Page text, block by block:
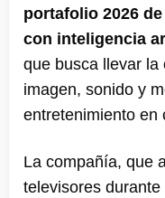
portafolio 2026
con inteligencia
que busca llevar la
imagen, sonido y
entretenimiento en
La compañía, que
televisores